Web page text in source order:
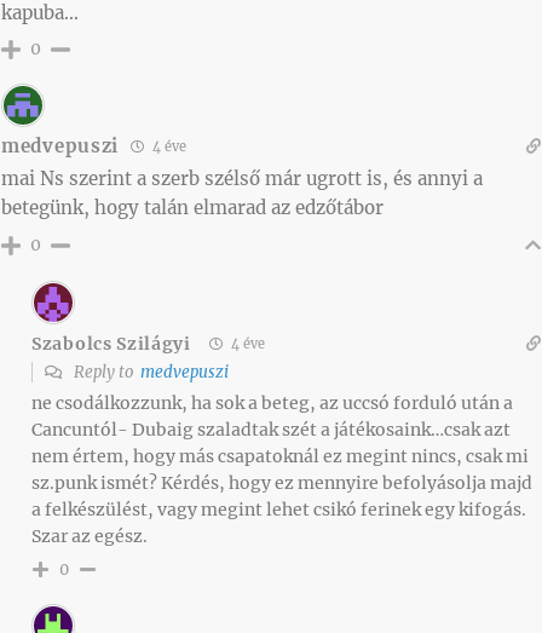
kapuba…
0
medvepuszi 4 éve
mai Ns szerint a szerb szélső már ugrott is, és annyi a
betegünk, hogy talán elmarad az edzőtábor
0
Szabolcs Szilágyi 4 éve
Reply to medvepuszi
ne csodálkozzunk, ha sok a beteg, az uccsó forduló után a
Cancuntól- Dubaig szaladtak szét a játékosaink…csak azt
nem értem, hogy más csapatoknál ez megint nincs, csak mi
sz.punk ismét? Kérdés, hogy ez mennyire befolyásolja majd
a felkészülést, vagy megint lehet csikó ferinek egy kifogás.
Szar az egész.
0